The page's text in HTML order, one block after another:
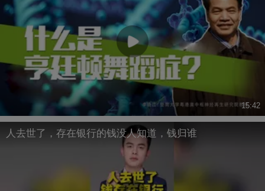
15:42
人去世了，存在银行的钱没人知道，钱归谁